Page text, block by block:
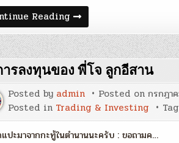
Reading แก้
จน
ทำได้
แค่
“สงเคราะห์”
:
บุญ
ลาภ
ภู
สุวรรณ
ารลงทุนของ พี่โจ ลูกอีสาน
Posted by admin Posted on กรกฎา
Posted in Trading & Investing
ปะมาจากกะทู้ในตำนานนะครับ : ขอถามค…